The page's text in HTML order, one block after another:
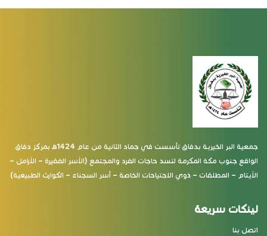
جمعية البر الخيرية بدفاق تأسست في جماد الثانية من عام 1424هـ بمركز دفاق
الواقع جنوب مكة المكرمة لتسد حاجات الفرد والمجتمع (الأسر الفقيرة – الأرامل –
الأيتام – المطلقات – ذوي الاجتياحات الخاصة – أسر السجناء – الكوارث الطبيعية)
لينكات سريعة
اتصل بنا